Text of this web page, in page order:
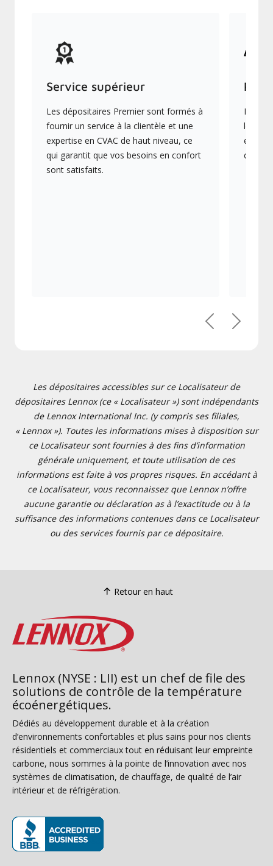
Service supérieur
Les dépositaires Premier sont formés à
fournir un service à la clientèle et une
expertise en CVAC de haut niveau, ce
qui garantit que vos besoins en confort
sont satisfaits.
Ils
les
en
PrécédentSuivant
Les dépositaires accessibles sur ce Localisateur de
dépositaires Lennox (ce « Localisateur ») sont indépendants
de Lennox International Inc. (y compris ses filiales,
« Lennox »). Toutes les informations mises à disposition sur
ce Localisateur sont fournies à des fins d’information
générale uniquement, et toute utilisation de ces
informations est faite à vos propres risques. En accédant à
ce Localisateur, vous reconnaissez que Lennox n’offre
aucune garantie ou déclaration as à l’exactitude ou à la
suffisance des informations contenues dans ce Localisateur
ou des services fournis par ce dépositaire.
Retour en haut
Lennox (NYSE : LII) est un chef de file des
solutions de contrôle de la température
écoénergétiques.
Dédiés au développement durable et à la création
d’environnements confortables et plus sains pour nos clients
résidentiels et commerciaux tout en réduisant leur empreinte
carbone, nous sommes à la pointe de l’innovation avec nos
systèmes de climatisation, de chauffage, de qualité de l’air
intérieur et de réfrigération.